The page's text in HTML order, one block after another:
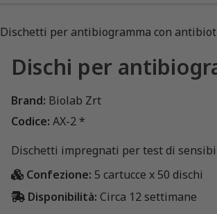
Dischetti per antibiogramma con
Dischi per
Brand: Biolab Zrt
Codice: AX-2 *
Dischetti impregnati per test di
Confezione: 5 cartucce x 50 dischi
Disponibilità: Circa 12 settimane